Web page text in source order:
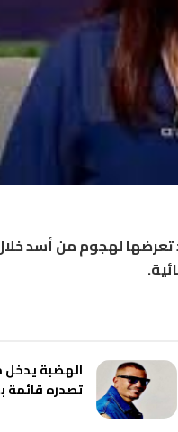
تعرضها لهجوم من أسد
الهضبة
تصدره قائمة